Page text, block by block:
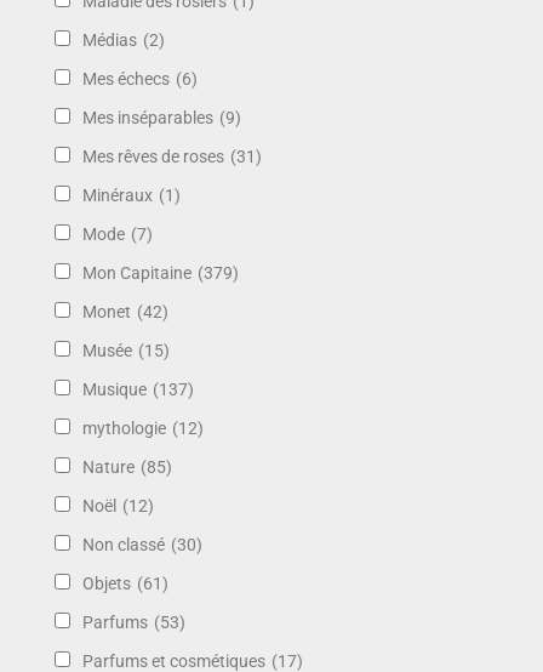
Médias (2)
Mes échecs (6)
Mes inséparables (9)
Mes rêves de roses (31)
Minéraux (1)
Mode (7)
Mon Capitaine (379)
Monet (42)
Musée (15)
Musique (137)
mythologie (12)
Nature (85)
Noël (12)
Non classé (30)
Objets (61)
Parfums (53)
Parfums et cosmétiques (17)